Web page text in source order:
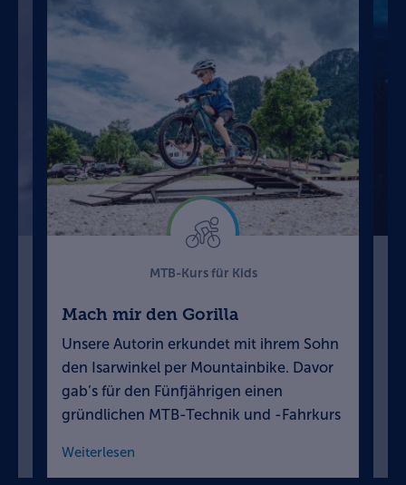
MTB-Kurs für Kids
Mach mir den Gorilla
Unsere Autorin erkundet mit ihrem Sohn
den Isarwinkel per Mountainbike. Davor
gab’s für den Fünfjährigen einen
gründlichen MTB-Technik und -Fahrkurs
Weiterlesen